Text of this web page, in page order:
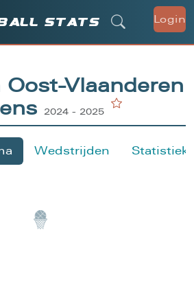
stats Login
Oost-Vlaanderen
2024 - 2025
Wedstrijden